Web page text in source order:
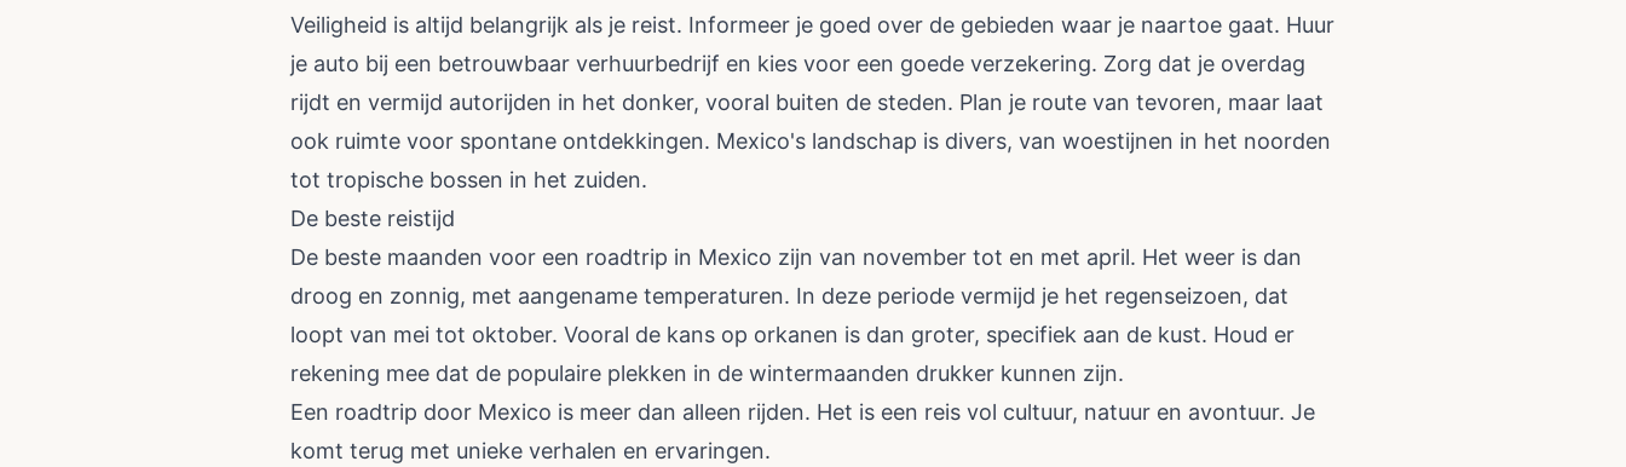
Veiligheid is altijd belangrijk als je reist. Informeer je goed over de gebieden waar je naartoe gaat. Huur
je auto bij een betrouwbaar verhuurbedrijf en kies voor een goede verzekering. Zorg dat je overdag
rijdt en vermijd autorijden in het donker, vooral buiten de steden. Plan je route van tevoren, maar laat
ook ruimte voor spontane ontdekkingen. Mexico's landschap is divers, van woestijnen in het noorden
tot tropische bossen in het zuiden.
De beste reistijd
De beste maanden voor een roadtrip in Mexico zijn van november tot en met april. Het weer is dan
droog en zonnig, met aangename temperaturen. In deze periode vermijd je het regenseizoen, dat
loopt van mei tot oktober. Vooral de kans op orkanen is dan groter, specifiek aan de kust. Houd er
rekening mee dat de populaire plekken in de wintermaanden drukker kunnen zijn.
Een roadtrip door Mexico is meer dan alleen rijden. Het is een reis vol cultuur, natuur en avontuur. Je
komt terug met unieke verhalen en ervaringen.